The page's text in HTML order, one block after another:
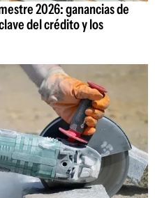
2026: ganancias de
del crédito y los